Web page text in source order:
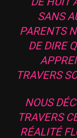
SANS
PARENTS
DE DIRE
TRAVERS
NOUS
TRAVERS
RÉALITÉ